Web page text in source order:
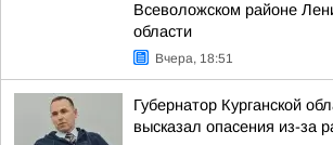
Всеволожском районе
области
Вчера, 18:51
Губернатор Курганской
высказал опасения из-за